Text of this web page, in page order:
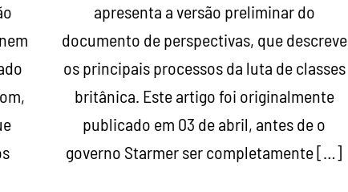
apresenta a versão preliminar do
documento de perspectivas, que descreve
os principais processos da luta de classes
britânica. Este artigo foi originalmente
publicado em 03 de abril, antes de o
governo Starmer ser completamente […]